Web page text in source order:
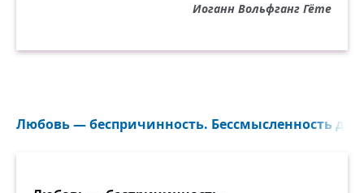
Иоганн Вольфганг Гёте
Любовь — беспричинность. Бессмысленность